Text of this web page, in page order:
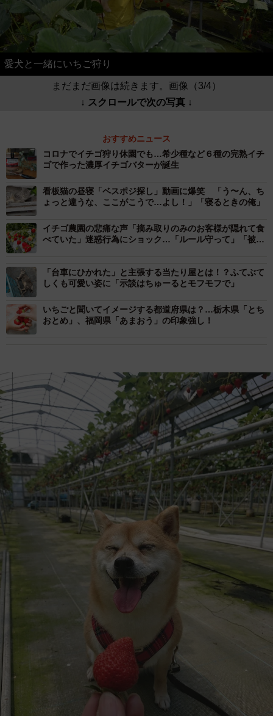
愛犬と一緒にいちご狩り
まだまだ画像は続きます。画像（3/4）
↓ スクロールで次の写真 ↓
おすすめニュース
コロナでイチゴ狩り休園でも…希少種など６種の完熟イチ
ゴで作った濃厚イチゴバターが誕生
看板猫の昼寝「ベスポジ探し」動画に爆笑 「う〜ん、ち
ょっと違うな、ここがこうで…よし！」「寝るときの俺」
イチゴ農園の悲痛な声「摘み取りのみのお客様が隠れて食
べていた」迷惑行為にショック…「ルール守って」「被害
「台車にひかれた」と主張する当たり屋とは！？ふてぶて
しくも可愛い姿に「示談はちゅーるとモフモフで」
いちごと聞いてイメージする都道府県は？…栃木県「とち
おとめ」、福岡県「あまおう」の印象強し！